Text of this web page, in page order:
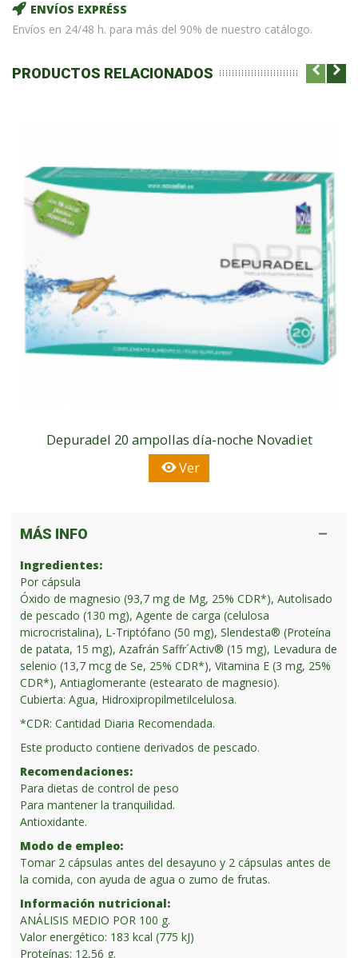
ENVÍOS EXPRÉSS
Envíos en 24/48 h. para más del 90% de nuestro catálogo.
PRODUCTOS RELACIONADOS
Depuradel 20 ampollas día-noche Novadiet
Ver
MÁS INFO
Ingredientes:
Por cápsula
Óxido de magnesio (93,7 mg de Mg, 25% CDR*), Autolisado
de pescado (130 mg), Agente de carga (celulosa
microcristalina), L-Triptófano (50 mg), Slendesta® (Proteína
de patata, 15 mg), Azafrán Saffr´Activ® (15 mg), Levadura de
selenio (13,7 mcg de Se, 25% CDR*), Vitamina E (3 mg, 25%
CDR*), Antiaglomerante (estearato de magnesio).
Cubierta: Agua, Hidroxipropilmetilcelulosa.
*CDR: Cantidad Diaria Recomendada.
Este producto contiene derivados de pescado.
Recomendaciones:
Para dietas de control de peso
Para mantener la tranquilidad.
Antioxidante.
Modo de empleo:
Tomar 2 cápsulas antes del desayuno y 2 cápsulas antes de
la comida, con ayuda de agua o zumo de frutas.
Información nutricional:
ANÁLISIS MEDIO POR 100 g.
Valor energético: 183 kcal (775 kJ)
Proteínas: 12,56 g.